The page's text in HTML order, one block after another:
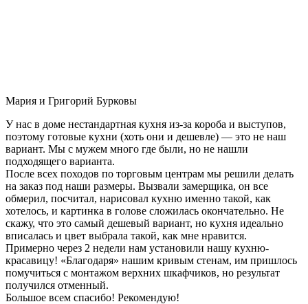
Мария и Григорий Бурковы
У нас в доме нестандартная кухня из-за короба и выступов,
поэтому готовые кухни (хоть они и дешевле) — это не наш
вариант. Мы с мужем много где были, но не нашли
подходящего варианта.
После всех походов по торговым центрам мы решили делать
на заказ под наши размеры. Вызвали замерщика, он все
обмерил, посчитал, нарисовал кухню именно такой, как
хотелось, и картинка в голове сложилась окончательно. Не
скажу, что это самый дешевый вариант, но кухня идеально
вписалась и цвет выбрала такой, как мне нравится.
Примерно через 2 недели нам установили нашу кухню-
красавицу! «Благодаря» нашим кривым стенам, им пришлось
помучиться с монтажом верхних шкафчиков, но результат
получился отменный.
Большое всем спасибо! Рекомендую!